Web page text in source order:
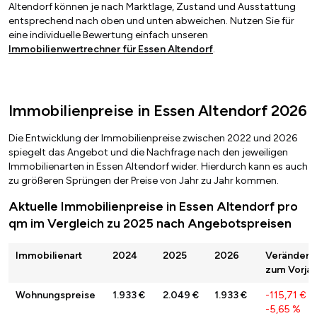
Altendorf können je nach Marktlage, Zustand und Ausstattung
entsprechend nach oben und unten abweichen. Nutzen Sie für
eine individuelle Bewertung einfach unseren
Immobilienwertrechner für Essen Altendorf.
Immobilienpreise in Essen Altendorf 2026
Die Entwicklung der Immobilienpreise zwischen 2022 und 2026
spiegelt das Angebot und die Nachfrage nach den jeweiligen
Immobilienarten in Essen Altendorf wider. Hierdurch kann es auch
zu größeren Sprüngen der Preise von Jahr zu Jahr kommen.
Aktuelle Immobilienpreise in Essen Altendorf pro
qm im Vergleich zu 2025 nach Angebotspreisen
Immobilienart 2024 2025 2026
zum
Wohnungspreise 1.933 € 2.049 € 1.933 € -115,71 €
-5,65 %